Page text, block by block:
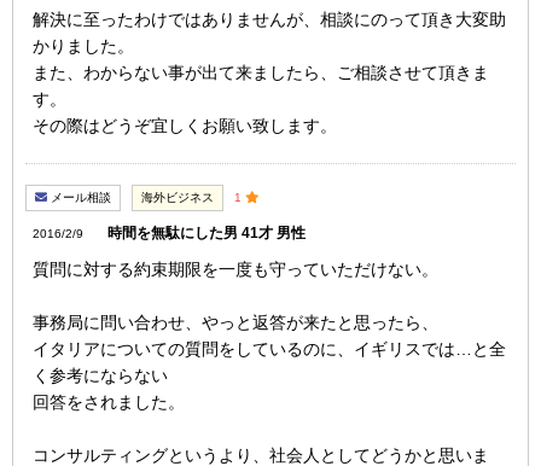
解決に至ったわけではありませんが、相談にのって頂き大変助
かりました。
また、わからない事が出て来ましたら、ご相談させて頂きま
す。
その際はどうぞ宜しくお願い致します。
メール相談 海外ビジネス 1
2016/2/9 時間を無駄にした男 41才 男性
質問に対する約束期限を一度も守っていただけない。
事務局に問い合わせ、やっと返答が来たと思ったら、
イタリアについての質問をしているのに、イギリスでは…と全
く参考にならない
回答をされました。
コンサルティングというより、社会人としてどうかと思いま